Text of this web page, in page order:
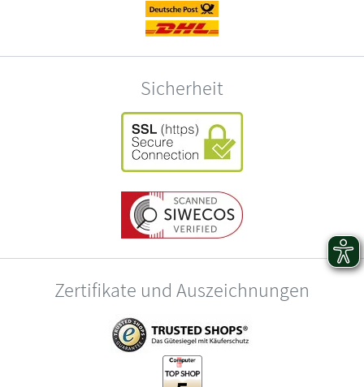
Sicherheit
Zertifikate und Auszeichnungen